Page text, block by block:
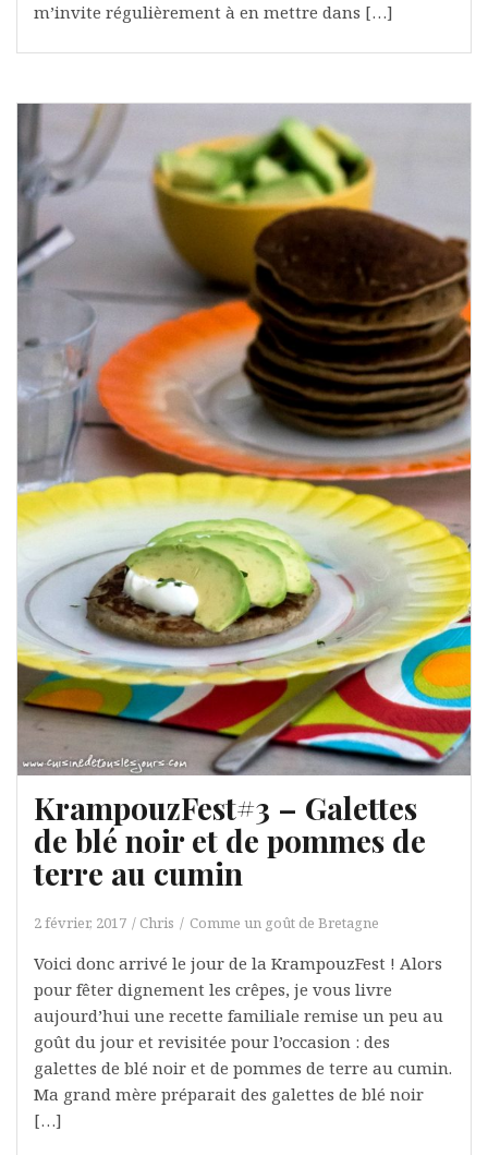
m’invite régulièrement à en mettre dans […]
KrampouzFest#3 – Galettes
de blé noir et de pommes de
terre au cumin
2 février, 2017 Chris Comme un goût de Bretagne
Voici donc arrivé le jour de la KrampouzFest ! Alors
pour fêter dignement les crêpes, je vous livre
aujourd’hui une recette familiale remise un peu au
goût du jour et revisitée pour l’occasion : des
galettes de blé noir et de pommes de terre au cumin.
Ma grand mère préparait des galettes de blé noir
[…]